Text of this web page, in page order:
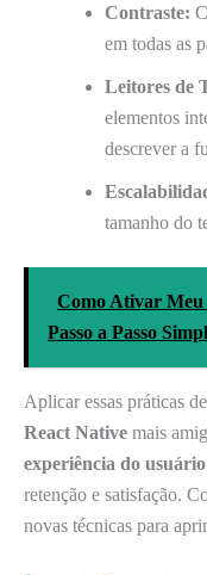
Contraste:
em todas as
Leitores de
elementos
descrever a
tamanho do
Como Ativar
Passo a Passo
Aplicar essas práticas
React Native mais
experiência do usuário
retenção e satisfação.
novas técnicas para